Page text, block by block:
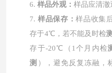
6.样品外观：样品应清澈
7.样品保存：样品收集
存于4℃，若不能及时检测
存于-20℃（1个月内检
测 ），避免反复冻融，